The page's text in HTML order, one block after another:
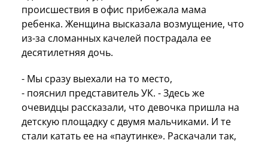
происшествия в офис прибежала мама
ребенка. Женщина высказала возмущение, что
из-за сломанных качелей пострадала ее
десятилетняя дочь.
- Мы сразу выехали на то место,
- пояснил представитель УК. - Здесь же
очевидцы рассказали, что девочка пришла на
детскую площадку с двумя мальчиками. И те
стали катать ее на «паутинке». Раскачали так,